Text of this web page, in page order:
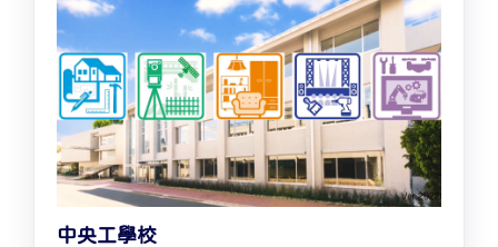
中央工學校